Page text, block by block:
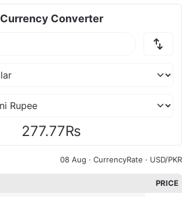
Currency Converter
277.77₨
08 Aug · CurrencyRate · USD/PKR
PRICE